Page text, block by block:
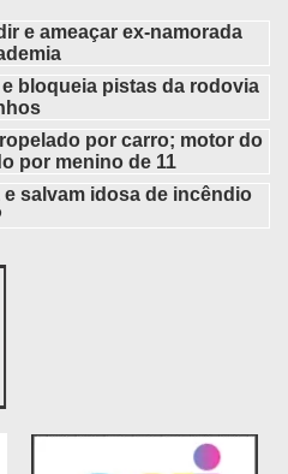
e ameaçar ex-namorada
bloqueia pistas da rodovia
por carro; motor do
por menino de 11
salvam idosa de incêndio